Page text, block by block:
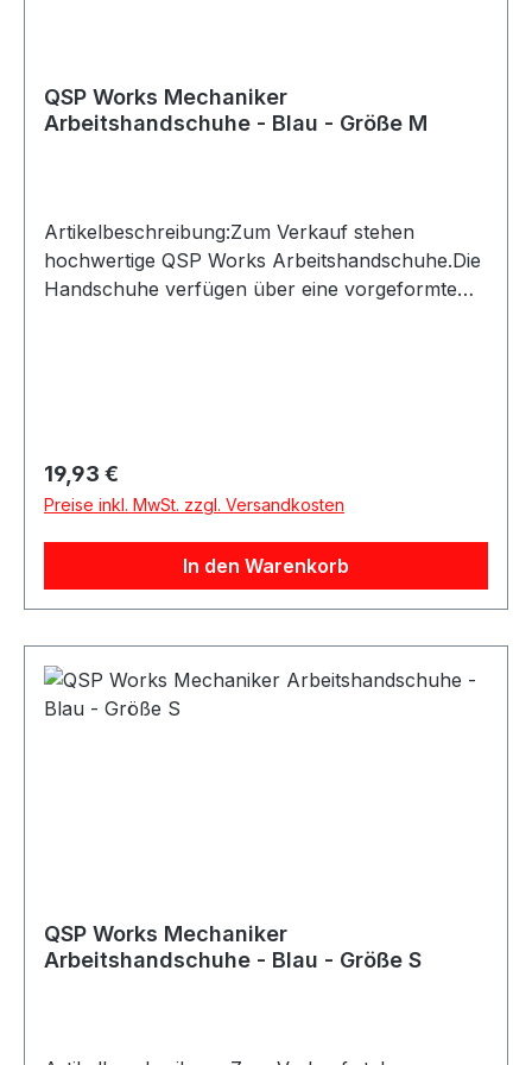
QSP Works Mechaniker
Arbeitshandschuhe - Blau - Größe M
Artikelbeschreibung:Zum Verkauf stehen
hochwertige QSP Works Arbeitshandschuhe.Die
Handschuhe verfügen über eine vorgeformte
MechanikerhandschuheMaterial:
KunstlederAusstattung: Vorgeformte Hand,
KlettverschlussAnwendung: Arbeiten in
Werkstatt, Haus, Garten und BerufGeeignet für:
Regulärer Preis:
19,93 €
Preise inkl. MwSt. zzgl. Versandkosten
In den Warenkorb
QSP Works Mechaniker
Arbeitshandschuhe - Blau - Größe S